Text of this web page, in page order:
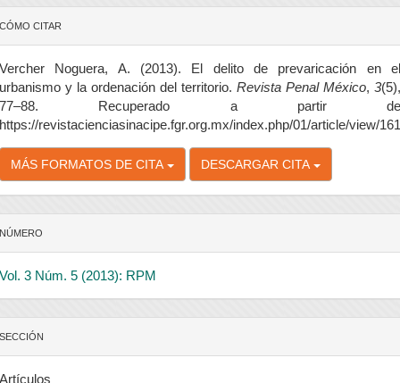
CÓMO CITAR
Vercher Noguera, A. (2013). El delito de prevaricación en el
urbanismo y la ordenación del territorio. Revista Penal México, 3(5),
77–88. Recuperado a partir de
https://revistacienciasinacipe.fgr.org.mx/index.php/01/article/view/161
MÁS FORMATOS DE CITA DESCARGAR CITA
NÚMERO
Vol. 3 Núm. 5 (2013): RPM
SECCIÓN
Artículos